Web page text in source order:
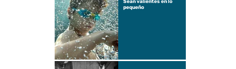
Sean valientes en lo
pequeño